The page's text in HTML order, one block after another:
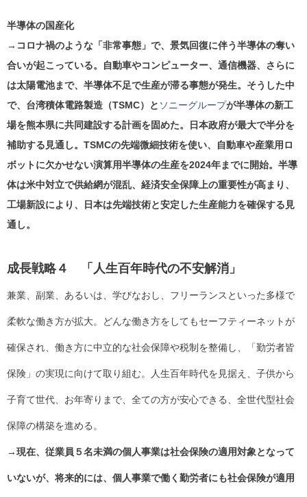
半導体の国産化
→コロナ禍のような「非常事態」で、景気回復に伴う半導体の奪い
合いが起こっている。自動車やコンピューター、通信機器、さらに
は太陽電池まで、半導体不足で生産が滞る事態が発生。そうした中
で、台湾積体電路製造（TSMC）と ソニーグループが半導体の新工
場を熊本県に共同建設する計画を固めた。日本政府が最大で半分を
補助する見通し。TSMCの先端微細技術を使い、自動車や産業用ロ
ボットに欠かせない演算用半導体の生産を2024年までに開始。半導
体は米中対立で供給網が混乱、経済安全保障上の重要性が高まり、
工場新設により、日本は先端技術と安定した生産能力を確保する見
通し。
成長戦略４ 「人生百年時代の不安解消」
兼業、副業、あるいは、学びなおし、フリーランスといった多様で
柔軟な働き方が拡大。どんな働き方をしてもセーフティーネットが
確保され、働き方に中立的な社会保障や税制を整備し、「勤労者皆
保険」の実現に向けて取り組む。人生百年時代を見据え、子供から
子育て世代、お年寄りまで、全ての方が安心できる、全世代型社会
保障の構築を進める。
→現在、従業員５名未満の個人事業は社会保険の適用対象となって
いないが、将来的には、個人事業で働く勤労者にも社会保険が適用